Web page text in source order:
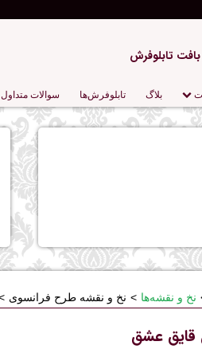
بافت تابلوفرش
بلاگ تابلو‌فرش‌ها سوالات متداول
نخ و نقشه‌ها نخ و نقشه طرح فرانسوی
قایق عشق